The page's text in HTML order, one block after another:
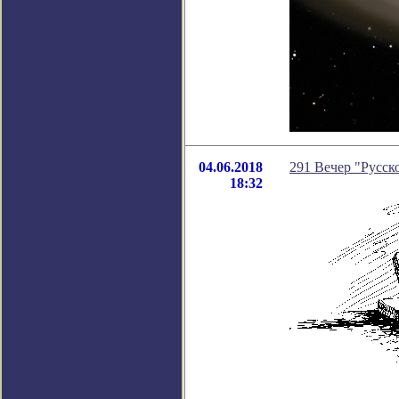
04.06.2018
18:32
291 Вечер